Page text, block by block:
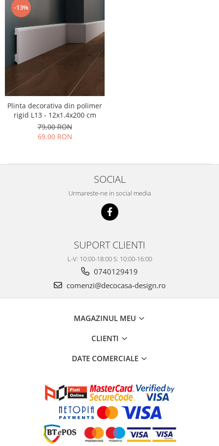
-13%
Plinta decorativa din polimer
rigid L13 - 12x1.4x200 cm
79,00 RON
69,00 RON
SOCIAL
Urmareste-ne in social media
SUPORT CLIENTI
L-V: 10:00-18:00 S: 10:00-16:00
0740129419
comenzi@decocasa-design.ro
MAGAZINUL MEU
CLIENTI
DATE COMERCIALE